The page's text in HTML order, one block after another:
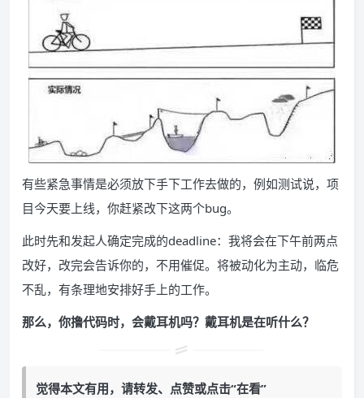
有些紧急事情是必须放下手下工作去做的，例如测试说，项
目今天要上线，你赶紧改下这两个bug。
此时先和发起人确定完成的deadline：我将会在下午前两点
改好，改完会告诉你的，不用催促。将被动化为主动，临危
不乱，有条理地安排好手上的工作。
那么，你撸代码时，会戴耳机吗？戴耳机是在听什么？
觉得本文有用，请转发、点赞或点击“在看”